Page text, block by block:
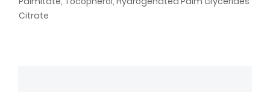
Citrate